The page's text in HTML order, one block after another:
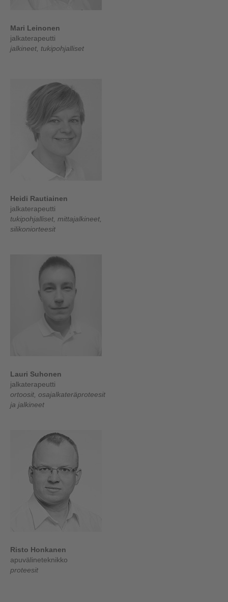
Mari Leinonen
jalkaterapeutti
jalkineet, tukipohjalliset
Heidi Rautiainen
jalkaterapeutti
tukipohjalliset, mittajalkineet,
silikoniorteesit
Lauri Suhonen
jalkaterapeutti
ortoosit, osajalkateräproteesit
ja jalkineet
Risto Honkanen
apuvälineteknikko
proteesit